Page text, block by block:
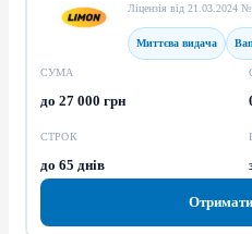
Ліцензія від 21.03.2024
Миттєва видача
СУМА
до 27 000 грн
СТРОК
до 65 днів